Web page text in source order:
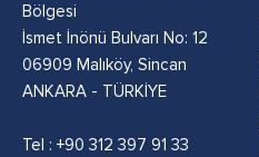
Bölgesi
İsmet İnönü Bulvarı No: 12
06909 Malıköy, Sincan
ANKARA - TÜRKİYE
Tel : +90 312 397 91 33